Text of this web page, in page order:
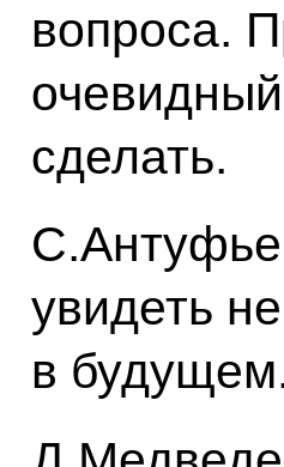
вопроса.
сделать.
увидеть
в